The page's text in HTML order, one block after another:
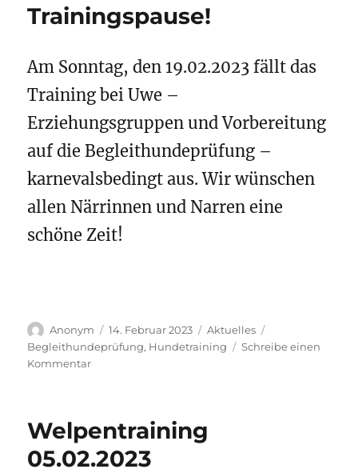
Trainingspause!
Am Sonntag, den 19.02.2023 fällt das
Training bei Uwe –
Erziehungsgruppen und Vorbereitung
auf die Begleithundeprüfung –
karnevalsbedingt aus. Wir wünschen
allen Närrinnen und Narren eine
schöne Zeit!
Autor
Anonym
Veröffentlicht
am
14. Februar 2023 Kategorien
Aktuelles
Begleithundeprüfung, Hundetraining
Schreibe einen
Kommentarzu
Trainingspause!
Welpentraining
05.02.2023